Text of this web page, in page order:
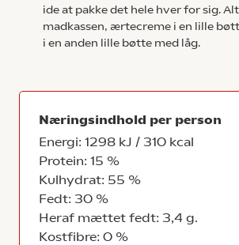
ide at pakke det hele hver for sig.
madkassen, ærtecreme i en lille
i en anden lille bøtte med låg.
Næringsindhold per person
Energi: 1298 kJ / 310 kcal
Protein: 15 %
Kulhydrat: 55 %
Fedt: 30 %
Heraf mættet fedt: 3,4 g.
Kostfibre: 0 %